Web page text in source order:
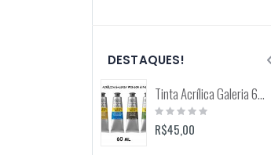
DESTAQUES!
Tinta Acrílica Galeria 60ml (Winsor & Newton)
Rating:
0%
R$45,00